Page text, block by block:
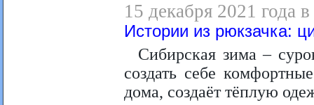
15 декабря 2021 года
Истории из рюкзачка:
Сибирская зима –
создать себе
дома, создаёт тёплую